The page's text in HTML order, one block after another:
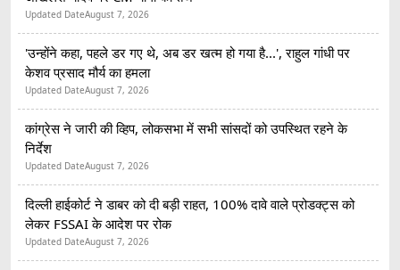
Updated DateAugust 7, 2026
'उन्होंने कहा, पहले डर गए थे, अब डर खत्म हो गया है...', राहुल गांधी पर
केशव प्रसाद मौर्य का हमला
Updated DateAugust 7, 2026
कांग्रेस ने जारी की व्हिप, लोकसभा में सभी सांसदों को उपस्थित रहने के
निर्देश
Updated DateAugust 7, 2026
दिल्ली हाईकोर्ट ने डाबर को दी बड़ी राहत, 100% दावे वाले प्रोडक्ट्स को
लेकर FSSAI के आदेश पर रोक
Updated DateAugust 7, 2026